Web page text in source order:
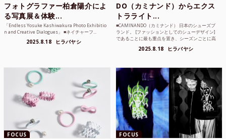
フォトグラファー柏倉陽介によ
る写真展＆体験...
「Endless Yosuke Kashiwakura Photo Exhibitio
n and Creative Dialogues」 ■ネイチャーフ...
2025.8.18 ヒラバヤシ
DO（カミナンド）からエクス
トラライト...
■CAMINANDO（カミナンド） 日本のシューズブ
ランド。 [ファッションとしてのシューデザイン]
であることに最も重点を置き、シーズンごとに高
2025.8.18 ヒラバヤシ
FOCUS FOCUS